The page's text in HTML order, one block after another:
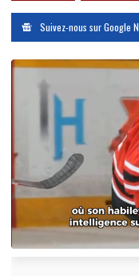
Suivez-nous sur Google